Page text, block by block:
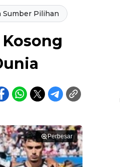
Sumber Pilihan
Perbesar